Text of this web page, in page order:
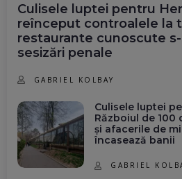
Culisele luptei pentru
reînceput controalele la
restaurante cunoscute
sesizări penale
GABRIEL KOLBAY
Culisele luptei
Războiul de 100
și afacerile de
încasează banii
GABRIEL